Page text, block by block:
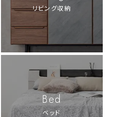
リビング収納
Bed
ベッド